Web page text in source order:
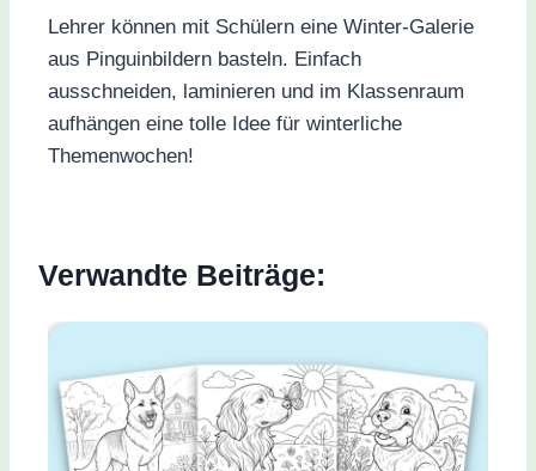
Lehrer können mit Schülern eine Winter-Galerie
aus Pinguinbildern basteln. Einfach
ausschneiden, laminieren und im Klassenraum
aufhängen eine tolle Idee für winterliche
Themenwochen!
Verwandte Beiträge: